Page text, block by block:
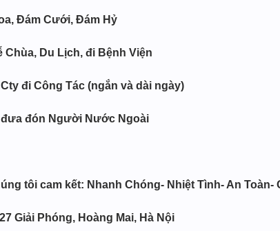
Đám Cưới, Đám Hỷ
Du Lịch, đi Bệnh Viện
đi Công Tác (ngắn và dài ngày)
đón Người Nước Ngoài
tôi cam kết: Nhanh Chóng- Nhiệt Tình- An
Giải Phóng, Hoàng Mai, Hà Nội